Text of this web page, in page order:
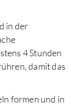
in der
4 Stunden
damit das
formen und in